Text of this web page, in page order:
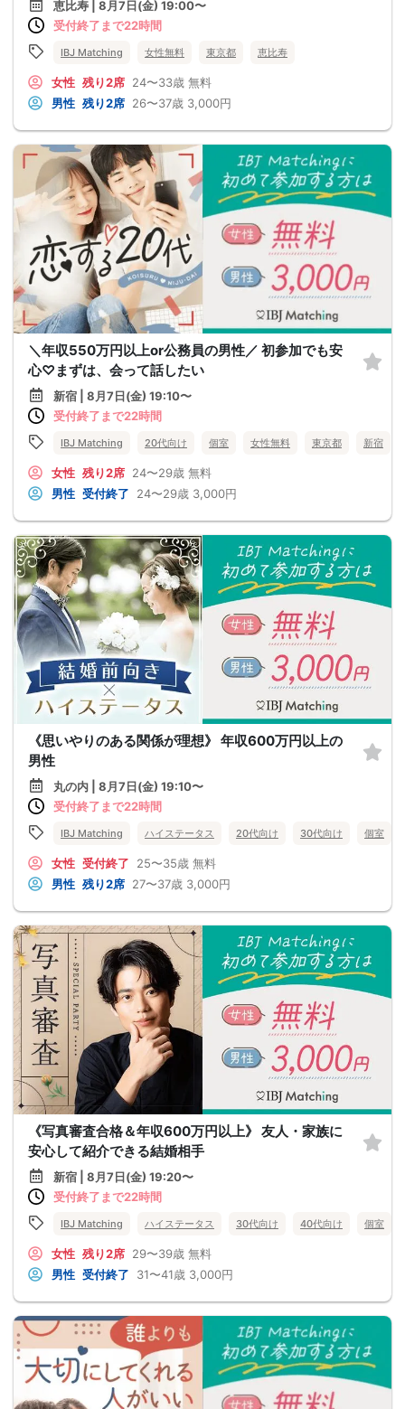
恵比寿 | 8月7日(金) 19:00〜
受付終了まで22時間
IBJ Matching 女性無料 東京都 恵比寿
女性 残り2席 24〜33歳 無料
男性 残り2席 26〜37歳 3,000円
＼年収550万円以上or公務員の男性／ 初参加でも安
心♡まずは、会って話したい
新宿 | 8月7日(金) 19:10〜
受付終了まで22時間
IBJ Matching 20代向け 個室 女性無料 東京都 新宿
女性 残り2席 24〜29歳 無料
男性 受付終了 24〜29歳 3,000円
《思いやりのある関係が理想》 年収600万円以上の
男性
丸の内 | 8月7日(金) 19:10〜
受付終了まで22時間
IBJ Matching ハイステータス 20代向け 30代向け 個室
女性 受付終了 25〜35歳 無料
男性 残り2席 27〜37歳 3,000円
《写真審査合格＆年収600万円以上》 友人・家族に
安心して紹介できる結婚相手
新宿 | 8月7日(金) 19:20〜
受付終了まで22時間
IBJ Matching ハイステータス 30代向け 40代向け 個室
女性 残り2席 29〜39歳 無料
男性 受付終了 31〜41歳 3,000円